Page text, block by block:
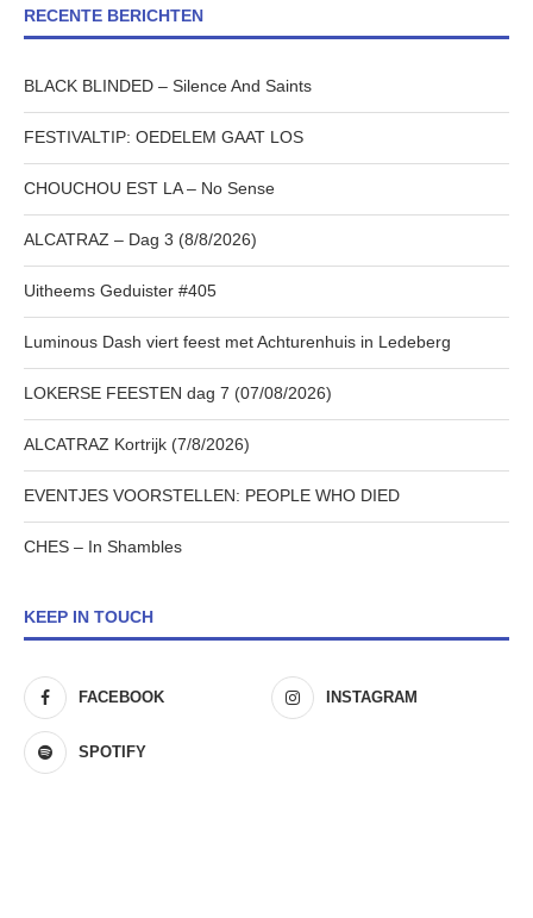
RECENTE BERICHTEN
BLACK BLINDED – Silence And Saints
FESTIVALTIP: OEDELEM GAAT LOS
CHOUCHOU EST LA – No Sense
ALCATRAZ – Dag 3 (8/8/2026)
Uitheems Geduister #405
Luminous Dash viert feest met Achturenhuis in Ledeberg
LOKERSE FEESTEN dag 7 (07/08/2026)
ALCATRAZ Kortrijk (7/8/2026)
EVENTJES VOORSTELLEN: PEOPLE WHO DIED
CHES – In Shambles
KEEP IN TOUCH
FACEBOOK INSTAGRAM
SPOTIFY